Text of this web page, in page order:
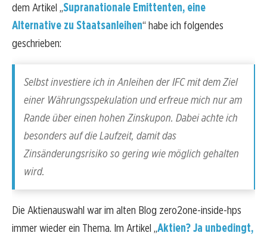
dem Artikel „Supranationale Emittenten, eine
Alternative zu Staatsanleihen“ habe ich folgendes
geschrieben:
Selbst investiere ich in Anleihen der IFC mit dem Ziel
einer Währungsspekulation und erfreue mich nur am
Rande über einen hohen Zinskupon. Dabei achte ich
besonders auf die Laufzeit, damit das
Zinsänderungsrisiko so gering wie möglich gehalten
wird.
Die Aktienauswahl war im alten Blog zero2one-inside-hps
immer wieder ein Thema. Im Artikel „Aktien? Ja unbedingt,